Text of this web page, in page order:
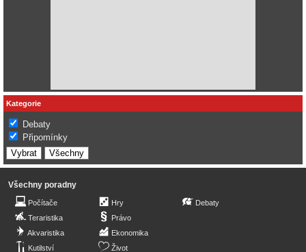
Kategorie
Debaty
Připomínky
Všechny poradny
Počítače
Teraristika
Akvaristika
Kutilství
Hry
Právo
Ekonomika
Život
Debaty